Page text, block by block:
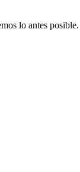
lo antes posible.